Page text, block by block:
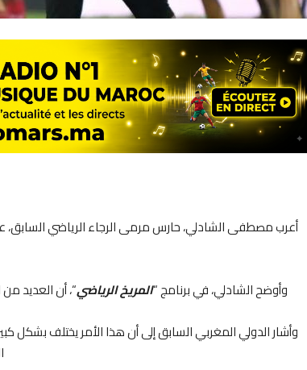
أعرب مصطفى الشادلي، حارس مرمى الرجاء الرياضي السابق،
وأوضح الشادلي، في برنامج “المريخ الرياضي“، أن العديد
وأشار الدولي المغربي السابق إلى أن هذا الأمر يختلف بشكل